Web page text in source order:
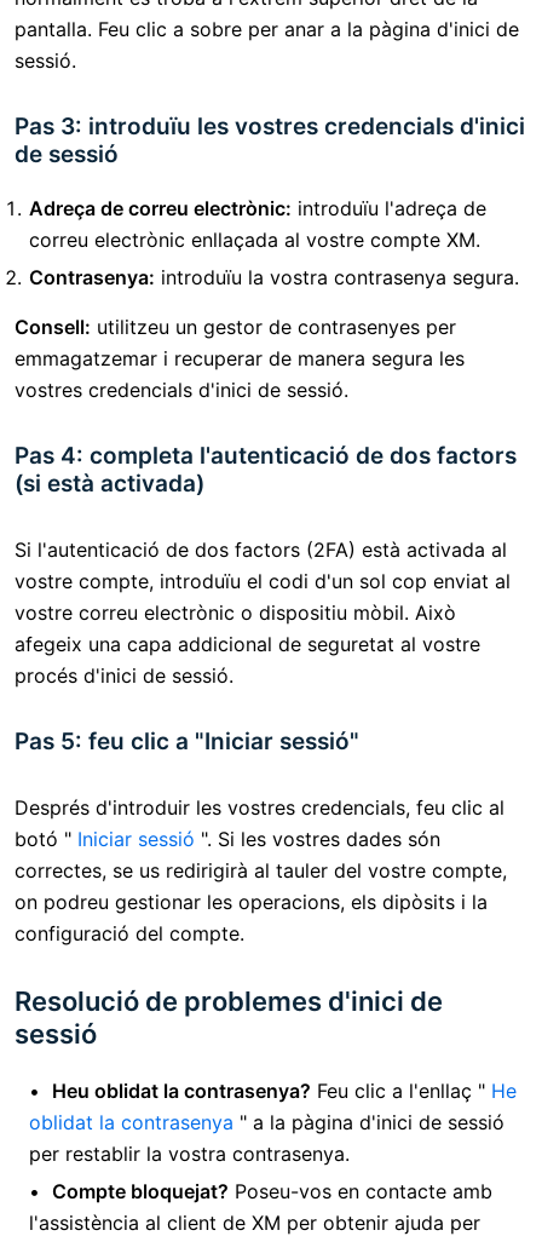
pantalla. Feu clic a sobre per anar a la pàgina d'inici de
sessió.
Pas 3: introduïu les vostres credencials d'inici
de sessió
Adreça de correu electrònic: introduïu l'adreça de
correu electrònic enllaçada al vostre compte XM.
Contrasenya: introduïu la vostra contrasenya segura.
Consell: utilitzeu un gestor de contrasenyes per
emmagatzemar i recuperar de manera segura les
vostres credencials d'inici de sessió.
Pas 4: completa l'autenticació de dos factors
(si està activada)
Si l'autenticació de dos factors (2FA) està activada al
vostre compte, introduïu el codi d'un sol cop enviat al
vostre correu electrònic o dispositiu mòbil. Això
afegeix una capa addicional de seguretat al vostre
procés d'inici de sessió.
Pas 5: feu clic a "Iniciar sessió"
Després d'introduir les vostres credencials, feu clic al
botó " Iniciar sessió ". Si les vostres dades són
correctes, se us redirigirà al tauler del vostre compte,
on podreu gestionar les operacions, els dipòsits i la
configuració del compte.
Resolució de problemes d'inici de
sessió
Heu oblidat la contrasenya? Feu clic a l'enllaç " He
oblidat la contrasenya " a la pàgina d'inici de sessió
per restablir la vostra contrasenya.
Compte bloquejat? Poseu-vos en contacte amb
l'assistència al client de XM per obtenir ajuda per